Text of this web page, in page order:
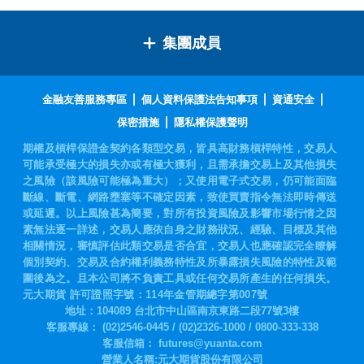
集團成員
金融友善服務專區 個人資料保護法告知事項
資通安全
保密措施
隱私權保護聲明
期權及槓桿保證金契約各類型交易，皆具高財務槓桿特性，交易人
可能承受極大的損失亦或有極大獲利，且需承擔交易上及其他損失
之風險（該風險可能極為重大）；又使用電子式交易，仍可能面臨
斷線、斷電、網路壅塞等不確定因素，致使買賣指令無法即時傳送
或延遲。以上風險甚為簡要，對所有投資風險及影響市場行情之因
素無法逐一詳述，交易人應依自身之財務狀況、經驗、目標及其他
相關情況，審慎評估此類交易是否合宜，交易人也應確認完全瞭解
個別契約、交易及合約權利義務特性及所暴露損失風險的特性及範
圍後為之。且本公司將不負責工具或任何交易所產生的任何損失。
元大期貨 許可證照字號：114年金管期總字第007號
地址：104089 台北市中山區南京東路二段77號3樓
營業人名稱:元大期貨股份有限公司
客服專線： (02)2546-0445 / (02)2326-1000 / 0800-333-338
客服信箱： futures@yuanta.com